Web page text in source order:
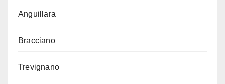
Anguillara
Bracciano
Trevignano